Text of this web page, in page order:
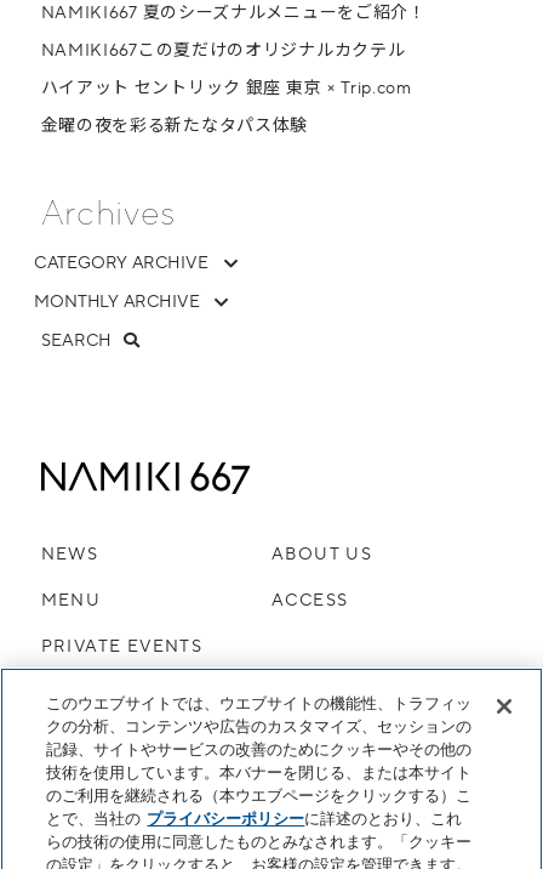
NAMIKI667 夏のシーズナルメニューをご紹介！
NAMIKI667この夏だけのオリジナルカクテル
ハイアット セントリック 銀座 東京 × Trip.com
金曜の夜を彩る新たなタパス体験
Archives
SEARCH
NEWS
MENU
PRIVATE EVENTS
ABOUT US
ACCESS
|
プライバシーポリシー クッキーセンター
採用情報 ハイアット セントリック 銀座 東京
DO NOT SELL OR SHARE MY PERSONAL INFORMATION
このウエブサイトでは、ウエブサイトの機能性、トラフィッ
クの分析、コンテンツや広告のカスタマイズ、セッションの
記録、サイトやサービスの改善のためにクッキーやその他の
技術を使用しています。本バナーを閉じる、または本サイト
のご利用を継続される（本ウエブページをクリックする）こ
とで、当社の プライバシーポリシーに詳述のとおり、これ
らの技術の使用に同意したものとみなされます。「クッキー
の設定」をクリックすると、お客様の設定を管理できます。